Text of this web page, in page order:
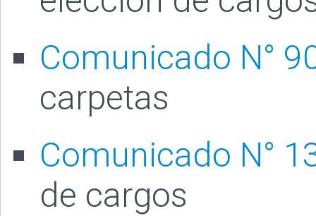
Comunicado N°
carpetas
Comunicado N°
de cargos